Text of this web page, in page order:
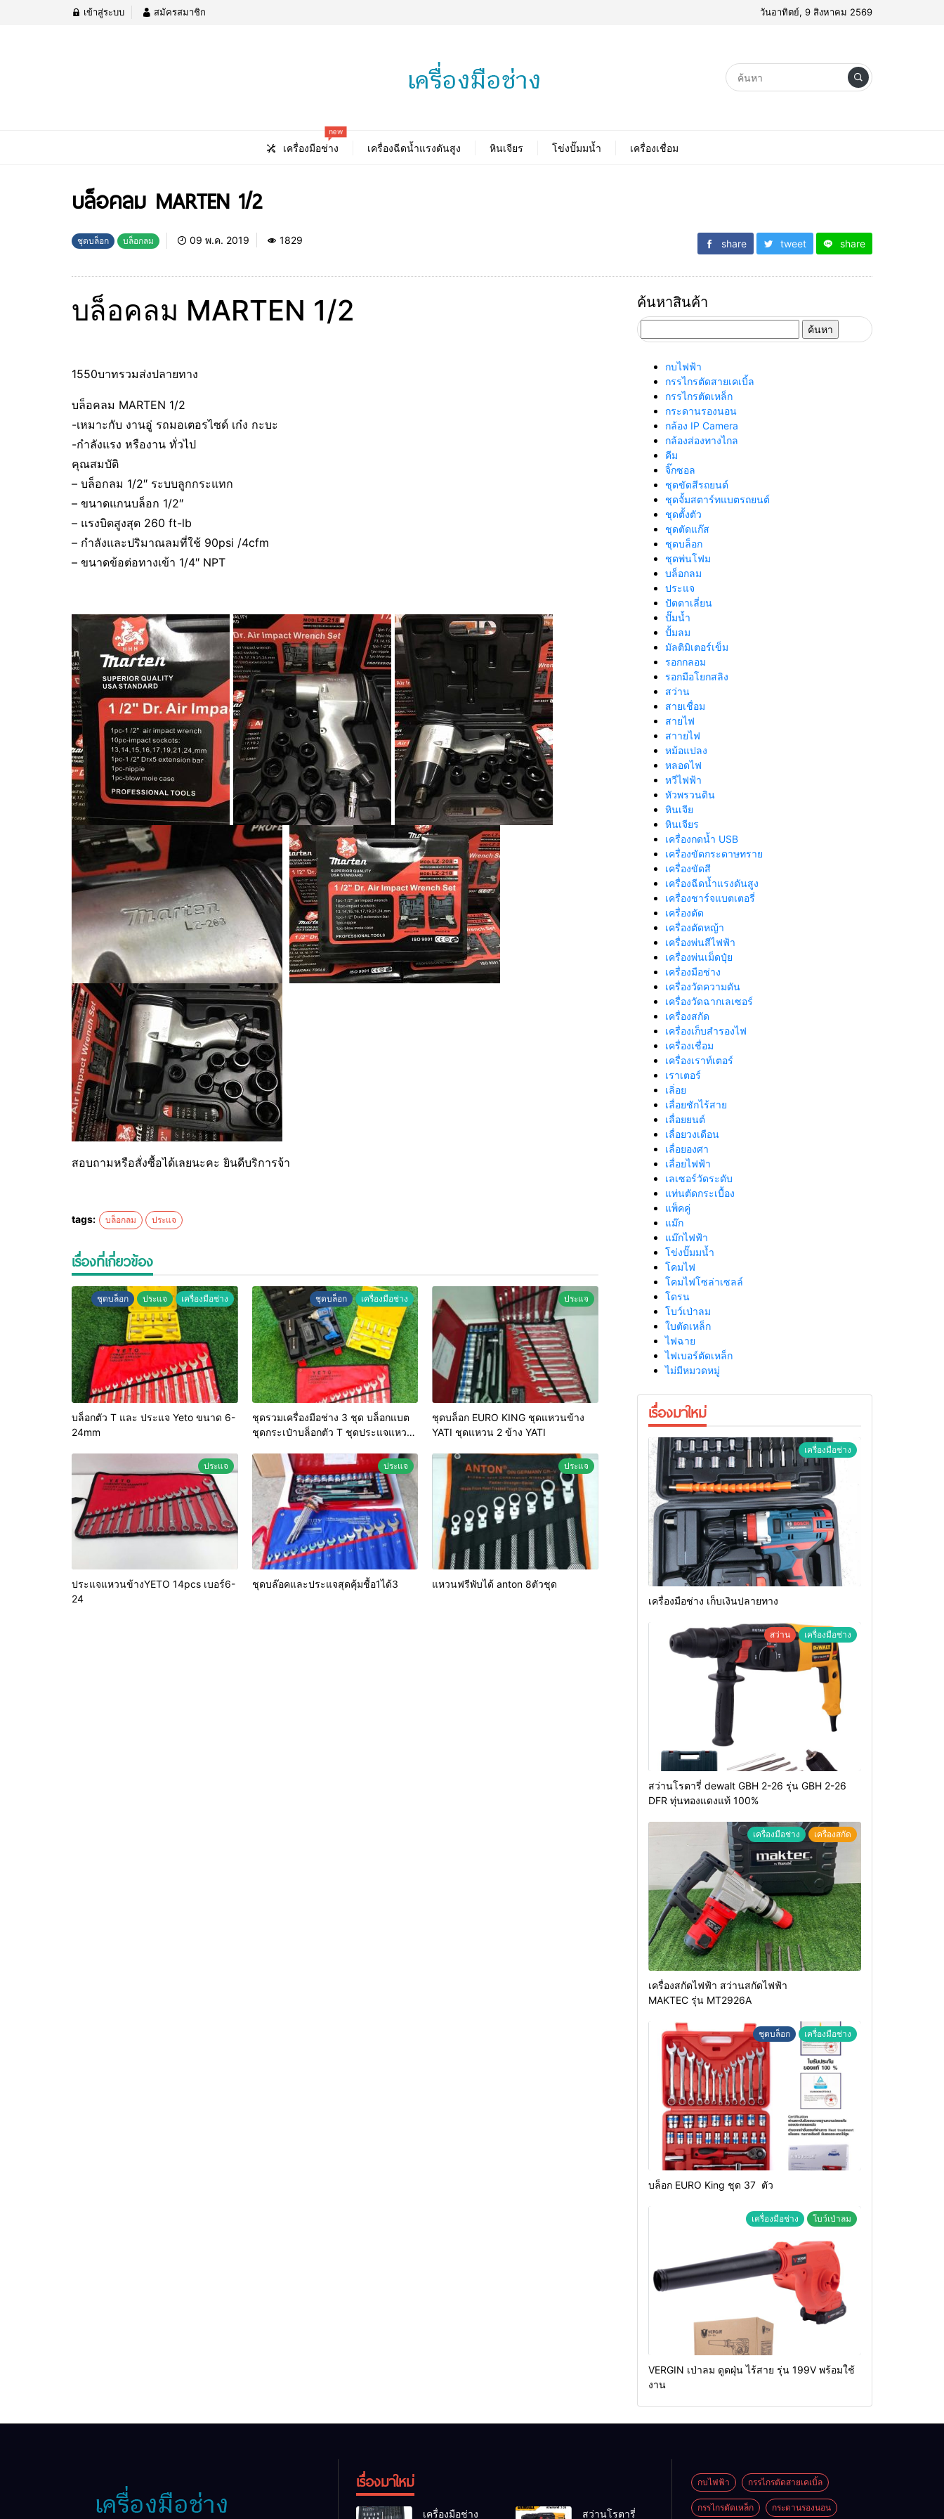
เข้าสู่ระบบ สมัครสมาชิก วันอาทิตย์, 9 สิงหาคม 2569
เครื่องมือช่าง
new
เครื่องฉีดน้ำแรงดันสูง หินเจียร โข่งปั๊มมน้ำ เครื่องเชื่อม
บล็อคลม MARTEN 1/2
ชุดบล็อก บล็อกลม 09 พ.ค. 2019 1829 share tweet share
บล็อคลม MARTEN 1/2
1550บาทรวมส่งปลายทาง
บล็อคลม MARTEN 1/2
-เหมาะกับ งานอู่ รถมอเตอรไซด์ เก๋ง กะบะ
-กำลังแรง หรืองาน ทั่วไป
คุณสมบัติ
– บล็อกลม 1/2″ ระบบลูกกระแทก
– ขนาดแกนบล็อก 1/2″
– แรงบิดสูงสุด 260 ft-lb
– กำลังและปริมาณลมที่ใช้ 90psi /4cfm
– ขนาดข้อต่อทางเข้า 1/4″ NPT
สอบถามหรือสั่งซื้อได้เลยนะคะ ยินดีบริการจ้า
tags: บล็อกลม ประแจ
เรื่องที่เกี่ยวข้อง
ชุดบล็อก ประแจ เครื่องมือช่าง
บล็อกตัว T และ ประแจ Yeto ขนาด 6-
24mm
ชุดบล็อก เครื่องมือช่าง
ชุดรวมเครื่องมือช่าง 3 ชุด บล็อกแบต
ชุดกระเป๋าบล็อกตัว T ชุดประแจแหวน
ประแจ
ชุดบล็อก EURO KING ชุดแหวนข้าง
YATI ชุดแหวน 2 ข้าง YATI
ประแจ
ประแจแหวนข้างYETO 14pcs เบอร์6-
24
ประแจ
ชุดบล๊อคและประแจสุดคุ้มชื้อ1ได้3
ประแจ
แหวนฟรีพับได้ anton 8ตัวชุด
ค้นหาสินค้า
สำหรับ:
กบไฟฟ้า
กรรไกรตัดสายเคเบิ้ล
กรรไกรตัดเหล็ก
กระดานรองนอน
กล้อง IP Camera
กล้องส่องทางไกล
คีม
จิ๊กซอล
ชุดขัดสีรถยนต์​
ชุดจั้มสตาร์ทแบตรถยนต์
ชุดตั้งตัว
ชุดตัดแก๊ส
ชุดบล็อก
ชุดพ่นโฟม
บล็อกลม
ประแจ
ปัตตาเลี่ยน
ปั๊มน้ำ
ปั้มลม
มัลติมิเตอร์เข็ม
รอกกลอม
รอกมือโยกสลิง
สว่าน
สายเชื่อม
สายไฟ
สาายไฟ
หม้อแปลง
หลอดไฟ
หวีไฟฟ้า
หัวพรวนดิน
หินเจีย
หินเจียร
เครื่องกดน้ำ USB
เครื่องขัดกระดาษทราย
เครื่องขัดสี
เครื่องฉีดน้ำแรงดันสูง
เครื่องชาร์จแบตเตอรี่
เครื่องตัด
เครื่องตัดหญ้า
เครื่องพ่นสีไฟฟ้า
เครื่องพ่นเม็ดปุ๋ย
เครื่องมือช่าง
เครื่องวัดความดัน
เครื่องวัดฉากเลเซอร์
เครื่องสกัด
เครื่องเก็บสํารองไฟ
เครื่องเชื่อม
เครื่องเราท์เตอร์
เราเตอร์
เลิ่อย
เลื่อยชักไร้สาย
เลื่อยยนต์
เลื่อยวงเดือน
เลื่อยองศา
เลื่อยไฟฟ้า
เลเซอร์วัดระดับ
แท่นตัดกระเบื้อง
แพ็คคู่
แม๊ก
แม๊กไฟฟ้า
โข่งปั๊มมน้ำ
โคมไฟ
โคมไฟโซล่าเซลล์
โดรน
โบว์เป่าลม
ใบตัดเหล็ก
ไฟฉาย
ไฟเบอร์ตัดเหล็ก
ไม่มีหมวดหมู่
เรื่องมาใหม่
เครื่องมือช่าง
เครื่องมือช่าง เก็บเงินปลายทาง
สว่าน เครื่องมือช่าง
สว่านโรตารี่ dewalt GBH 2-26 รุ่น GBH 2-26
DFR ทุ่นทองแดงแท้ 100%
เครื่องมือช่าง เครื่องสกัด
เครื่องสกัดไฟฟ้า สว่านสกัดไฟฟ้า
MAKTEC รุ่น MT2926A
ชุดบล็อก เครื่องมือช่าง
บล็อก EURO King ชุด 37 ตัว
เครื่องมือช่าง โบว์เป่าลม
VERGIN เป่าลม ดูดฝุ่น ไร้สาย รุ่น 199V พร้อมใช้
งาน
เรื่องมาใหม่
เครื่องมือช่าง สว่านโรตารี่
กบไฟฟ้า กรรไกรตัดสายเคเบิ้ล
กรรไกรตัดเหล็ก กระดานรองนอน